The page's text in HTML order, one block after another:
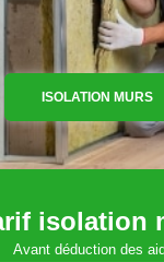
ISOLATION MURS
isolation
Avant déduction des